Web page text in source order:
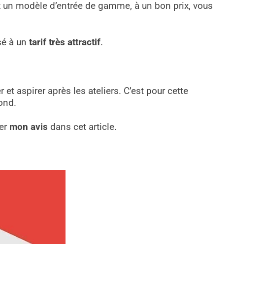
modèle d’entrée de gamme, à un bon prix, vous
à un tarif très attractif.
aspirer après les ateliers. C’est pour cette
mon avis dans cet article.